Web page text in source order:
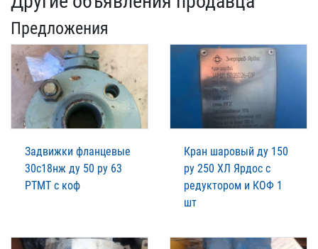
Предложения
Задвижки фланцевые
30с18нж ду 50 ру 63
РТМТ с коф
Кран шаровый ду 150
ру 250 ХЛ Ярдос с
редуктором и КОФ 1
шт